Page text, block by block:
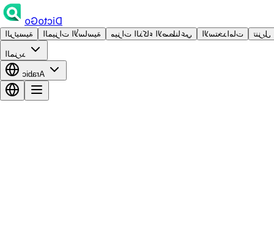
DictoGo
الرئيسية الميزات الأساسية ميزات الذكاء الاصطناعي الاستخدامات تنزيل
المزيد